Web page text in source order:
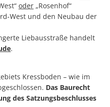
oder „Rosenhof“
West und den Neubau der
Liebausstraße handelt
.
Kressboden – wie im
Das Baurecht
des Satzungsbeschlusses